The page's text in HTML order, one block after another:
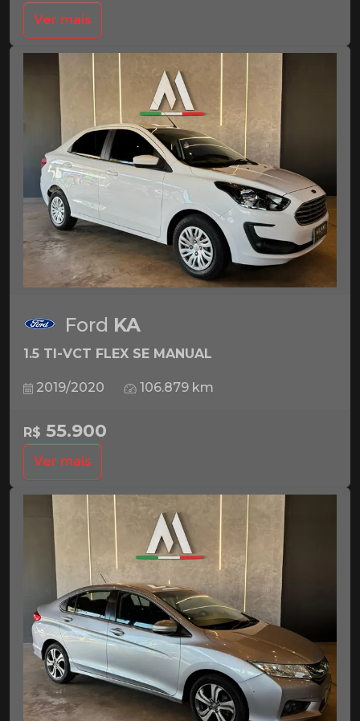
Ver mais
Ford KA
1.5 TI-VCT FLEX SE MANUAL
2019/2020 106.879 km
R$ 55.900
Ver mais